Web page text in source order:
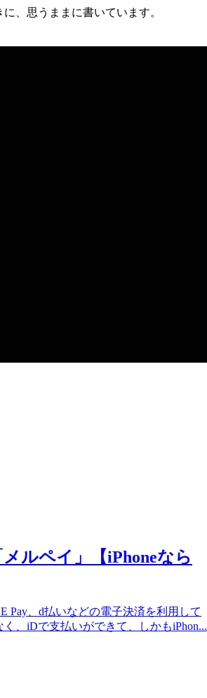
、思うままに書いています。
ルペイ」【iPhoneなら
Pay、d払いなどの電子決済を利用して
、iDで支払いができて、しかもiPhon...